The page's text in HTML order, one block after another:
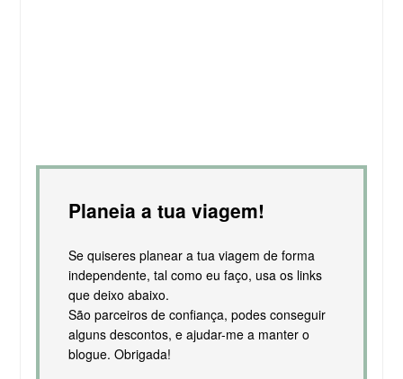
Planeia a tua viagem!
Se quiseres planear a tua viagem de forma
independente, tal como eu faço, usa os links
que deixo abaixo.
São parceiros de confiança, podes conseguir
alguns descontos, e ajudar-me a manter o
blogue. Obrigada!